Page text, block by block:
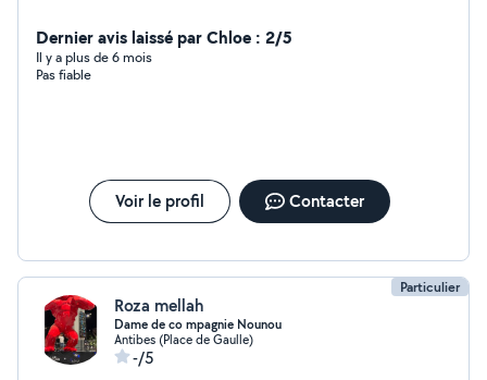
Dernier avis laissé par Chloe : 2/5
Il y a plus de 6 mois
Pas fiable
Voir le profil Contacter
Particulier
Roza mellah
Dame de co mpagnie Nounou
Antibes (Place de Gaulle)
-/5